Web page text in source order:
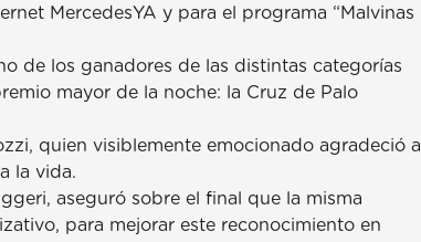
MercedesYA y para el programa “Malvinas
de los ganadores de las distintas categorías
mayor de la noche: la Cruz de Palo
quien visiblemente emocionado agradeció a
la vida.
aseguró sobre el final que la misma
para mejorar este reconocimiento en